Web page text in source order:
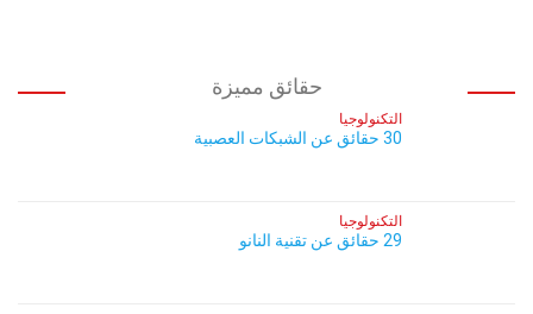
حقائق مميزة
التكنولوجيا
30 حقائق عن الشبكات العصبية
التكنولوجيا
29 حقائق عن تقنية النانو